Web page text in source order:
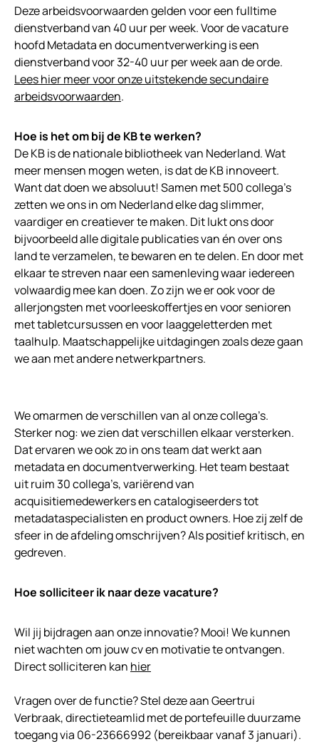
Deze arbeidsvoorwaarden gelden voor een fulltime
dienstverband van 40 uur per week. Voor de vacature
hoofd Metadata en documentverwerking is een
dienstverband voor 32-40 uur per week aan de orde.
Lees hier meer voor onze uitstekende secundaire
arbeidsvoorwaarden.
Hoe is het om bij de KB te werken?
De KB is de nationale bibliotheek van Nederland. Wat
meer mensen mogen weten, is dat de KB innoveert.
Want dat doen we absoluut! Samen met 500 collega’s
zetten we ons in om Nederland elke dag slimmer,
vaardiger en creatiever te maken. Dit lukt ons door
bijvoorbeeld alle digitale publicaties van én over ons
land te verzamelen, te bewaren en te delen. En door met
elkaar te streven naar een samenleving waar iedereen
volwaardig mee kan doen. Zo zijn we er ook voor de
allerjongsten met voorleeskoffertjes en voor senioren
met tabletcursussen en voor laaggeletterden met
taalhulp. Maatschappelijke uitdagingen zoals deze gaan
we aan met andere netwerkpartners.
We omarmen de verschillen van al onze collega’s.
Sterker nog: we zien dat verschillen elkaar versterken.
Dat ervaren we ook zo in ons team dat werkt aan
metadata en documentverwerking. Het team bestaat
uit ruim 30 collega’s, variërend van
acquisitiemedewerkers en catalogiseerders tot
metadataspecialisten en product owners. Hoe zij zelf de
sfeer in de afdeling omschrijven? Als positief kritisch, en
gedreven.
Hoe solliciteer ik naar deze vacature?
Wil jij bijdragen aan onze innovatie? Mooi! We kunnen
niet wachten om jouw cv en motivatie te ontvangen.
Direct solliciteren kan hier
Vragen over de functie? Stel deze aan Geertrui
Verbraak, directieteamlid met de portefeuille duurzame
toegang via 06-23666992 (bereikbaar vanaf 3 januari).